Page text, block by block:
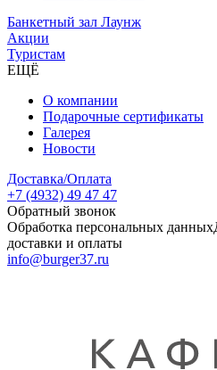
Банкетный зал Лаунж
Акции
Туристам
ЕЩЁ
О компании
Подарочные сертификаты
Галерея
Новости
Доставка/Оплата
+7 (4932) 49 47 47
Обратный звонок
Обработка персональных данных
доставки и оплаты
info@burger37.ru